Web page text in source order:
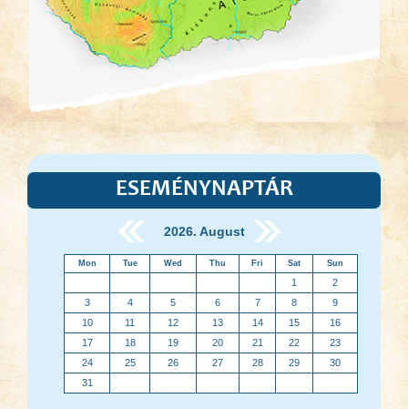
ESEMÉNYNAPTÁR
2026. August
Mon Tue Wed Thu Fri Sat Sun
1
2
3
4 5 6 7 8
9
10
11 12 13 14 15
16
17
18 19 20 21 22
23
24
25 26 27 28 29
30
31